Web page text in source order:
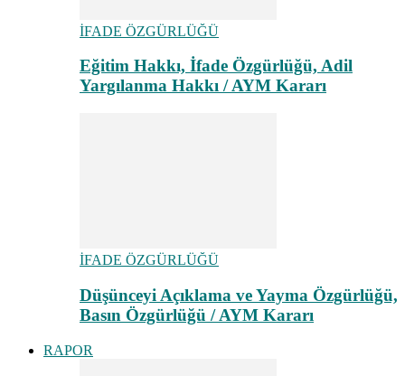
İFADE ÖZGÜRLÜĞÜ
Eğitim Hakkı, İfade Özgürlüğü, Adil
Yargılanma Hakkı / AYM Kararı
İFADE ÖZGÜRLÜĞÜ
Düşünceyi Açıklama ve Yayma Özgürlüğü,
Basın Özgürlüğü / AYM Kararı
RAPOR